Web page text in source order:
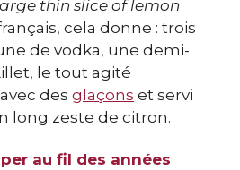
thin slice of lemon
cela donne : trois
de vodka, une demi-
le tout agité
des glaçons et servi
long zeste de citron.
au fil des années